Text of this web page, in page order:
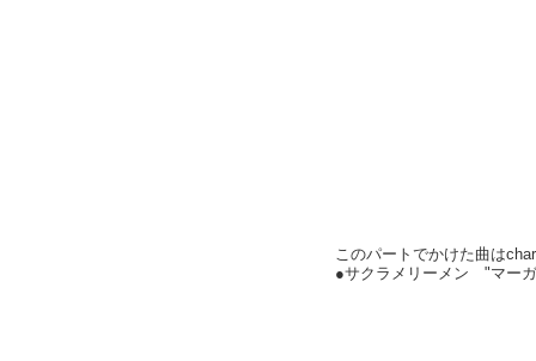
このパートでかけた曲は
●サクラメリーメン "マー